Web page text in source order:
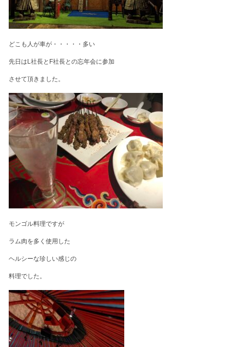
どこも人が車が・・・・・多い
先日はL社長とF社長との忘年会に参加
させて頂きました。
モンゴル料理ですが
ラム肉を多く使用した
ヘルシーな珍しい感じの
料理でした。